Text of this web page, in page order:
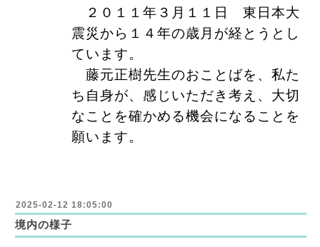
２０１１年３月１１日 東日本大
震災から１４年の歳月が経とうとし
ています。
藤元正樹先生のおことばを、私た
ち自身が、感じいただき考え、大切
なことを確かめる機会になることを
願います。
2025-02-12 18:05:00
境内の様子